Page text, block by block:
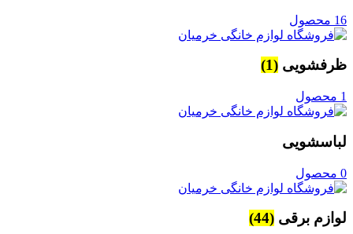
16 محصول
ظرفشویی (1)
1 محصول
لباسشویی
0 محصول
لوازم برقی (44)